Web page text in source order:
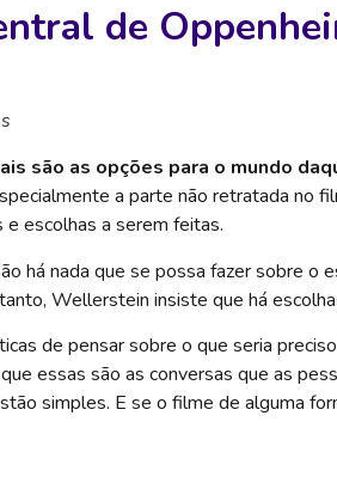
de
são as opções para o mundo
a parte não retratada no
escolhas a serem feitas.
há nada que se possa fazer sobre o
Wellerstein insiste que há
de pensar sobre o que seria
essas são as conversas que as
simples. E se o filme de alguma